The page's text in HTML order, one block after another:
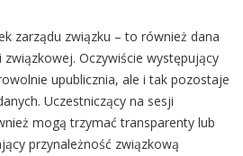
zarządu związku – to również dana
Oczywiście występujący
upublicznia, ale i tak pozostaje
Uczestniczący na sesji
mogą trzymać transparenty lub
przynależność związkową